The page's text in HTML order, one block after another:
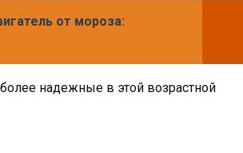
от мороза:
надежные в этой возрастной